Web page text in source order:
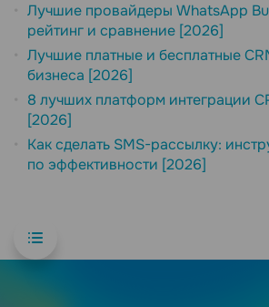
Лучшие провайдеры WhatsApp
рейтинг и сравнение [2026]
Лучшие платные и бесплатные
бизнеса [2026]
8 лучших платформ интеграции
[2026]
Как сделать SMS-рассылку:
по эффективности [2026]